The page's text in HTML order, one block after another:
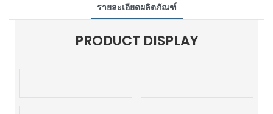
รายละเอียดผลิตภัณฑ์
PRODUCT DISPLAY